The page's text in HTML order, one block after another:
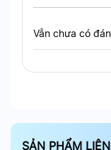
Vẫn chưa có
SẢN PHẨM